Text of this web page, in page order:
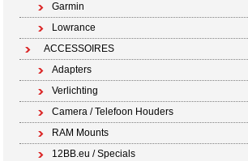
Garmin
Lowrance
ACCESSOIRES
Adapters
Verlichting
Camera / Telefoon Houders
RAM Mounts
12BB.eu / Specials